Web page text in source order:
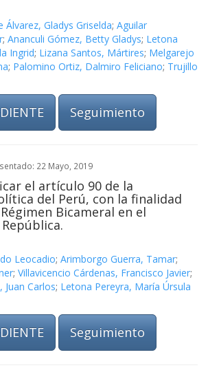
Álvarez, Gladys Griselda; Aguilar
; Ananculi Gómez, Betty Gladys; Letona
Ingrid; Lizana Santos, Mártires; Melgarejo
; Palomino Ortiz, Dalmiro Feliciano; Trujillo
Seguimiento
22 Mayo, 2019
el artículo 90 de la
del Perú, con la finalidad
Bicameral en el
Leocadio; Arimborgo Guerra, Tamar;
; Villavicencio Cárdenas, Francisco Javier;
Juan Carlos; Letona Pereyra, María Úrsula
Seguimiento